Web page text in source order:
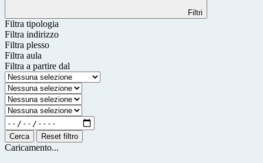
Filtri
Filtra tipologia
Filtra indirizzo
Filtra plesso
Filtra aula
Filtra a partire dal
Cerca Reset filtro
Caricamento...